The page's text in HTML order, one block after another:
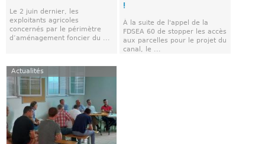
Le 2 juin dernier, les
exploitants agricoles
concernés par le périmètre
d’aménagement foncier du ...
!
À la suite de l'appel de la
FDSEA 60 de stopper les accès
aux parcelles pour le projet du
canal, le ...
Actualités